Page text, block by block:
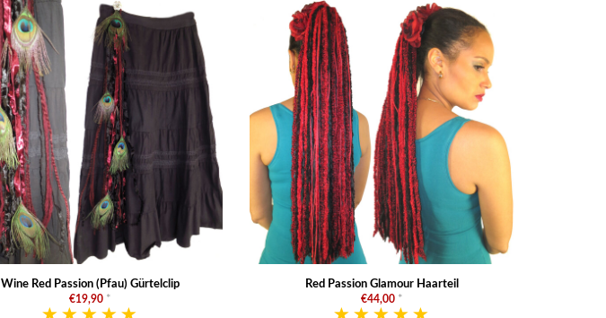
Wine Red Passion (Pfau) Gürtelclip
€19,90 *
Red Passion Glamour Haarteil
€44,00 *